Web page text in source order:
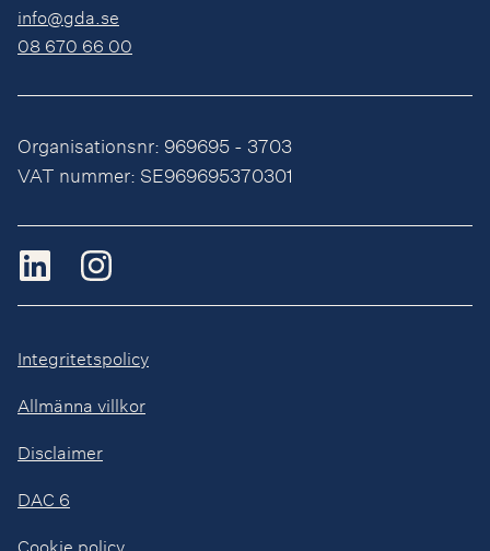
info@gda.se
08 670 66 00
Organisationsnr: 969695 - 3703
VAT nummer: SE969695370301
Integritetspolicy
Allmänna villkor
Disclaimer
DAC 6
Cookie policy